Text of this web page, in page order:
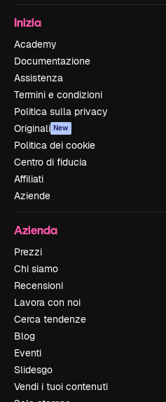
Inizia
Academy
Documentazione
Assistenza
Termini e condizioni
Politica sulla privacy
Originali New
Politica dei cookie
Centro di fiducia
Affiliati
Aziende
Azienda
Prezzi
Chi siamo
Recensioni
Lavora con noi
Cerca tendenze
Blog
Eventi
Slidesgo
Vendi i tuoi contenuti